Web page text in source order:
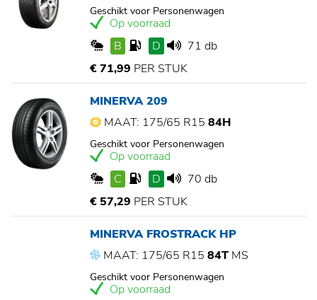
Geschikt voor Personenwagen
Op voorraad
B
D
71 db
€ 71,99 PER STUK
MINERVA 209
MAAT: 175/65 R15 84H
Geschikt voor Personenwagen
Op voorraad
C
D
70 db
€ 57,29 PER STUK
MINERVA FROSTRACK HP
MAAT: 175/65 R15 84T MS
Geschikt voor Personenwagen
Op voorraad